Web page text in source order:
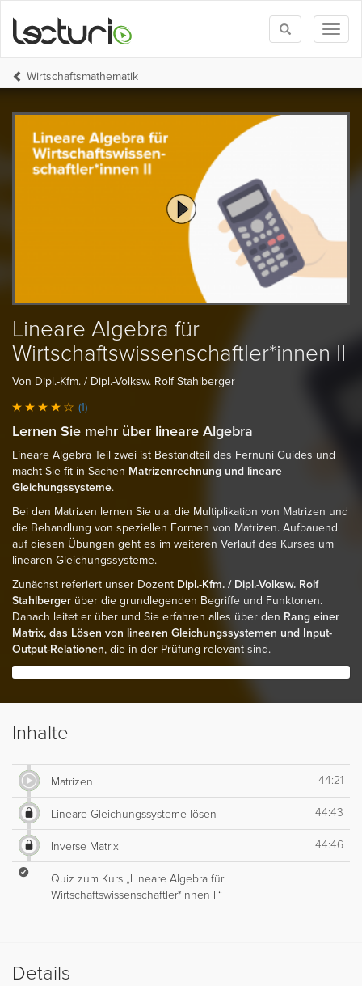
Toggle
search
Wirtschaftsmathematik
Lineare Algebra für
Wirtschaftswissenschaftler*innen II
Von Dipl.-Kfm. / Dipl.-Volksw. Rolf Stahlberger
(1)
Lernen Sie mehr über lineare Algebra
Lineare Algebra Teil zwei ist Bestandteil des Fernuni Guides und
macht Sie fit in Sachen Matrizenrechnung und lineare
Gleichungssysteme.
Bei den Matrizen lernen Sie u.a. die Multiplikation von Matrizen und
die Behandlung von speziellen Formen von Matrizen. Aufbauend
auf diesen Übungen geht es im weiteren Verlauf des Kurses um
linearen Gleichungssysteme.
Zunächst referiert unser Dozent Dipl.-Kfm. / Dipl.-Volksw. Rolf
Stahlberger über die grundlegenden Begriffe und Funktonen.
Danach leitet er über und Sie erfahren alles über den Rang einer
Matrix, das Lösen von linearen Gleichungssystemen und Input-
Output-Relationen, die in der Prüfung relevant sind.
Inhalte
Matrizen 44:21
Lineare Gleichungssysteme lösen 44:43
Inverse Matrix 44:46
Quiz zum Kurs „Lineare Algebra für
Wirtschaftswissenschaftler*innen II“
Details